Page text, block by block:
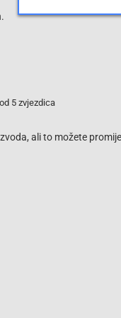
5 zvjezdica
ali to možete